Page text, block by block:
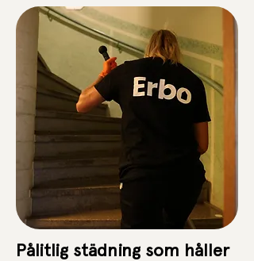
Pålitlig städning som håller